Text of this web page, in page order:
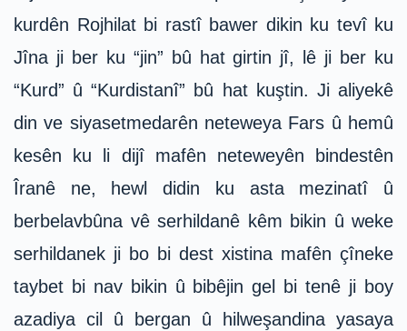
kurdên Rojhilat bi rastî bawer dikin ku tevî ku
Jîna ji ber ku “jin” bû hat girtin jî, lê ji ber ku
“Kurd” û “Kurdistanî” bû hat kuştin. Ji aliyekê
din ve siyasetmedarên neteweya Fars û hemû
kesên ku li dijî mafên neteweyên bindestên
Îranê ne, hewl didin ku asta mezinatî û
berbelavbûna vê serhildanê kêm bikin û weke
serhildanek ji bo bi dest xistina mafên çîneke
taybet bi nav bikin û bibêjin gel bi tenê ji boy
azadiya cil û bergan û hilweşandina yasaya